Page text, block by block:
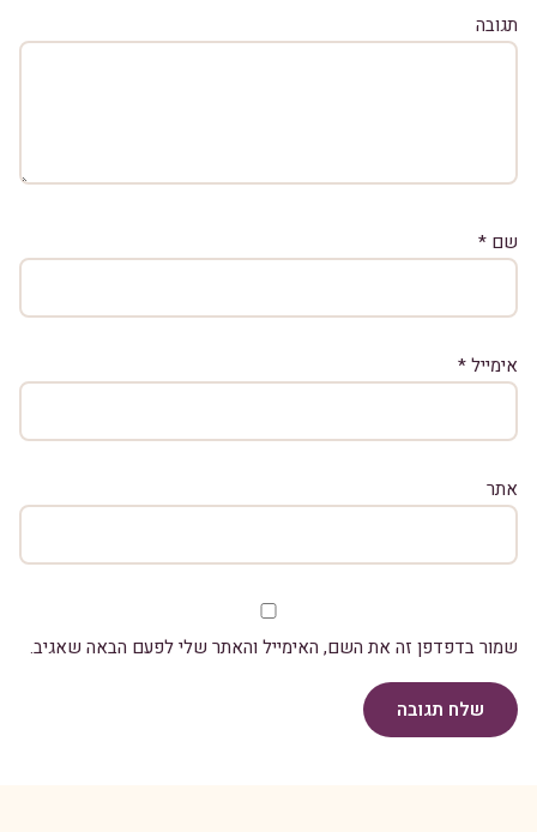
תגובה
שם *
אימייל*
אתר
שמור בדפדפן זה את השם, האימייל והאתר שלי לפעם הבאה שאגיב.
שלח תגובה